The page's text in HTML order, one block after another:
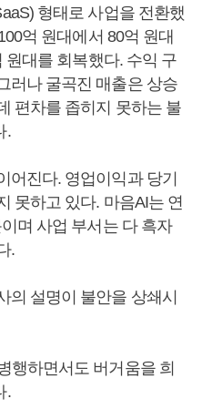
형태로 사업을 전환했
억 원대에서 80억 원대
원대를 회복했다. 수익 구
러나 굴곡진 매출은 상승
편차를 좁히지 못하는 불
.
어진다. 영업이익과 당기
못하고 있다. 마음AI는 연
며 사업 부서는 다 흑자
.
의 설명이 불안을 상쇄시
행하면서도 버거움을 희
.